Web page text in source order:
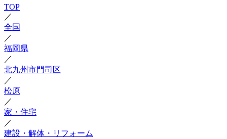
TOP
／
全国
／
福岡県
／
北九州市門司区
／
松原
／
家・住宅
／
建設・解体・リフォーム